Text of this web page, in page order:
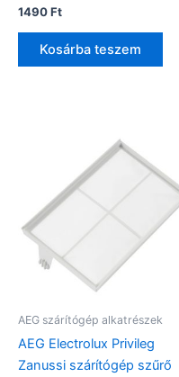
1490Ft
Kosárba teszem
AEG szárítógép alkatrészek
AEG Electrolux Privileg
Zanussi szárítógép szűrő